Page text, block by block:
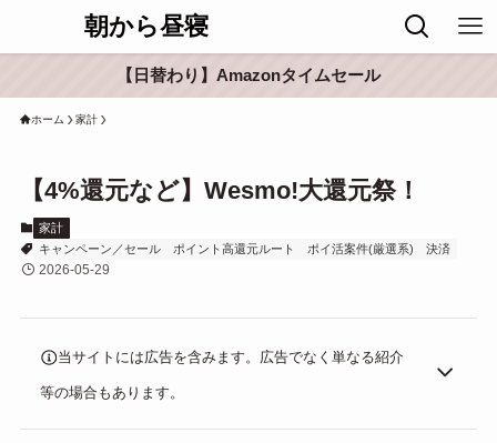
朝から昼寝
【日替わり】Amazonタイムセール
ホーム 家計
【4%還元など】Wesmo!大還元祭！
家計
キャンペーン／セール
ポイント高還元ルート ポイ活案件(厳選系) 決済
2026-05-29
当サイトには広告を含みます。広告でなく単なる紹介
等の場合もあります。